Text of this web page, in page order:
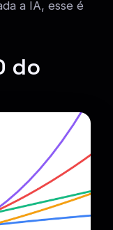
a IA, esse é
do